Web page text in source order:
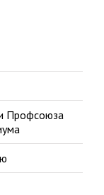
Профсоюза